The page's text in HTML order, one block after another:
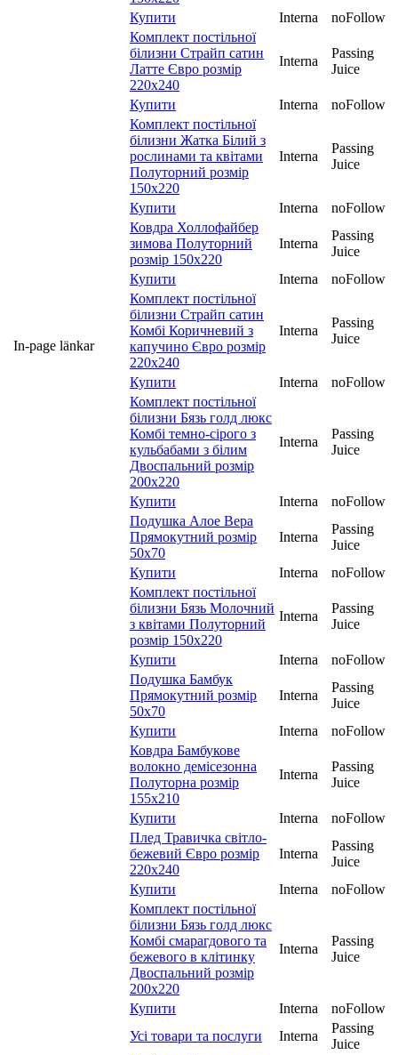
In-page länkar
Купити
Interna
noFollow
Комплект постільної
білизни Страйп сатин
Латте Євро розмір
220х240
Interna
Passing
Juice
Купити Interna
noFollow
Комплект постільної
білизни Жатка Білий з
рослинами та квітами
Полуторний розмір
150х220
Interna
Passing
Juice
Купити Interna
noFollow
Ковдра Холлофайбер
зимова Полуторний
розмір 150х220
Interna
Passing
Juice
Купити
Interna
noFollow
Комплект постільної
білизни Страйп сатин
Комбі Коричневий з
капучино Євро розмір
220х240
Interna
Passing
Juice
Купити Interna
noFollow
Комплект постільної
білизни Бязь голд люкс
Комбі темно-сірого з
кульбабами з білим
Двоспальний розмір
200х220
Interna
Passing
Juice
Купити Interna
noFollow
Подушка Алое Вера
Прямокутний розмір
50х70
Interna
Passing
Juice
Купити
Interna
noFollow
Комплект постільної
білизни Бязь Молочний
з квітами Полуторний
розмір 150х220
Interna
Passing
Juice
Купити Interna
noFollow
Подушка Бамбук
Прямокутний розмір
50х70
Interna
Passing
Juice
Купити
Interna
noFollow
Ковдра Бамбукове
волокно демісезонна
Полуторна розмір
155х210
Interna
Passing
Juice
Купити Interna
noFollow
Плед Травичка світло-
бежевий Євро розмір
220х240
Interna
Passing
Juice
Купити
Interna
noFollow
Комплект постільної
білизни Бязь голд люкс
Комбі смарагдового та
бежевого в клітинку
Двоспальний розмір
200х220
Interna
Passing
Juice
Купити Interna
noFollow
Усі товари та послуги
Interna
Passing
Juice